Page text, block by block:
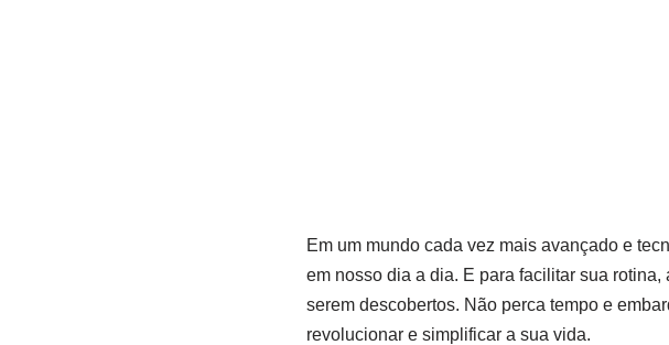
Em⁢ um mundo‍ cada vez⁢ mais avançado e
em nosso dia a dia. E para facilitar sua
serem ‌descobertos. Não perca tempo‌ e
revolucionar e simplificar a sua vida.